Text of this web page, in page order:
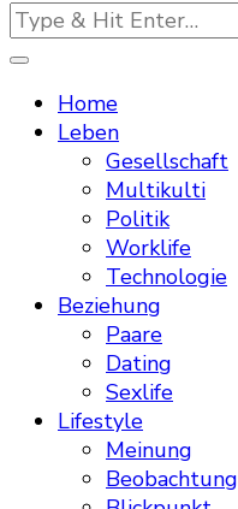
Looking
for
Something?
Home
Leben
Gesellschaft
Multikulti
Politik
Worklife
Technologie
Beziehung
Paare
Dating
Sexlife
Lifestyle
Meinung
Beobachtung